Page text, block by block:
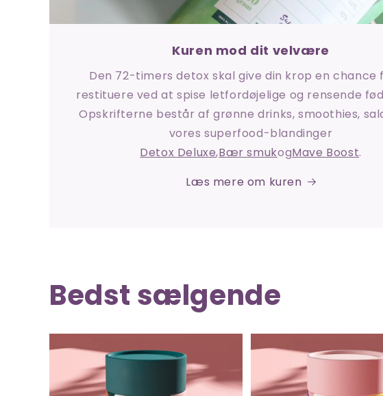
Kuren mod dit velvære
Den 72-timers detox skal give din krop en chance
restituere ved at spise letfordøjelige og rensende
Opskrifterne består af grønne drinks, smoothies,
vores superfood-blandinger
Detox Deluxe,Bær smukogMave Boost.
Læs mere om kuren
Bedst sælgende